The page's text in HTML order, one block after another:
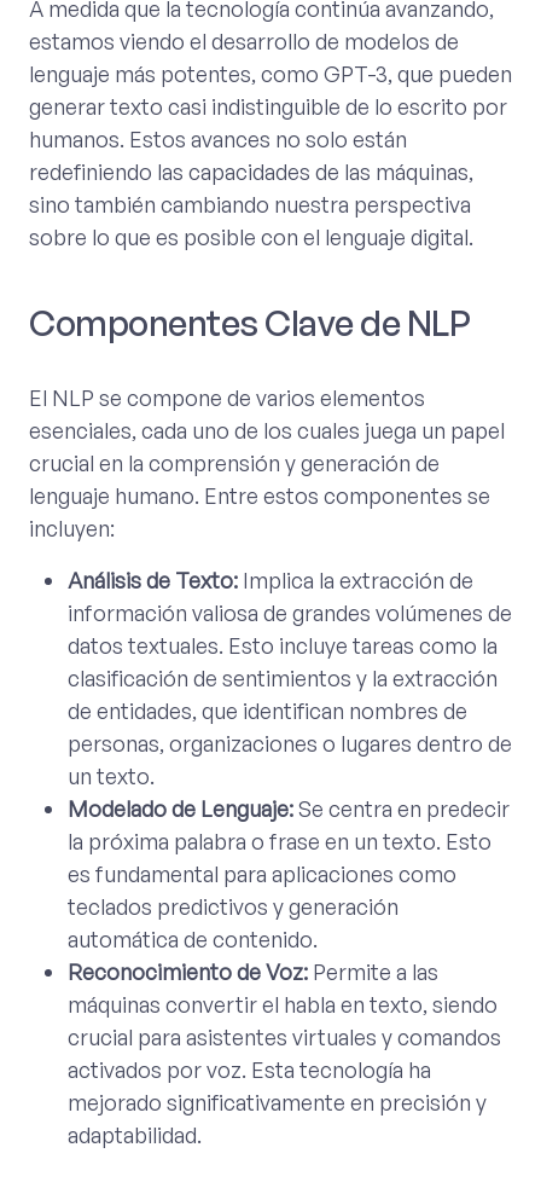
A medida que la tecnología continúa avanzando,
estamos viendo el desarrollo de modelos de
lenguaje más potentes, como GPT-3, que pueden
generar texto casi indistinguible de lo escrito por
humanos. Estos avances no solo están
redefiniendo las capacidades de las máquinas,
sino también cambiando nuestra perspectiva
sobre lo que es posible con el lenguaje digital.
Componentes Clave de NLP
El NLP se compone de varios elementos
esenciales, cada uno de los cuales juega un papel
crucial en la comprensión y generación de
lenguaje humano. Entre estos componentes se
incluyen:
Análisis de Texto: Implica la extracción de
información valiosa de grandes volúmenes de
datos textuales. Esto incluye tareas como la
clasificación de sentimientos y la extracción
de entidades, que identifican nombres de
personas, organizaciones o lugares dentro de
un texto.
Modelado de Lenguaje:Se centra en predecir
la próxima palabra o frase en un texto. Esto
es fundamental para aplicaciones como
teclados predictivos y generación
automática de contenido.
Reconocimiento de Voz: Permite a las
máquinas convertir el habla en texto, siendo
crucial para asistentes virtuales y comandos
activados por voz. Esta tecnología ha
mejorado significativamente en precisión y
adaptabilidad.